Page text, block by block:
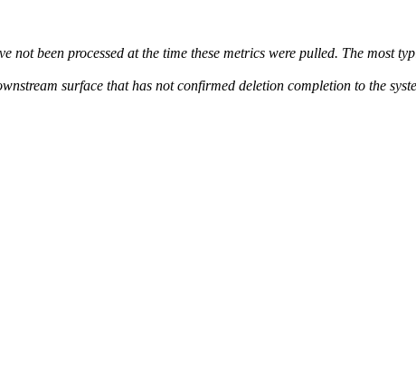
not been processed at the time these metrics were pulled. The most
surface that has not confirmed deletion completion to the